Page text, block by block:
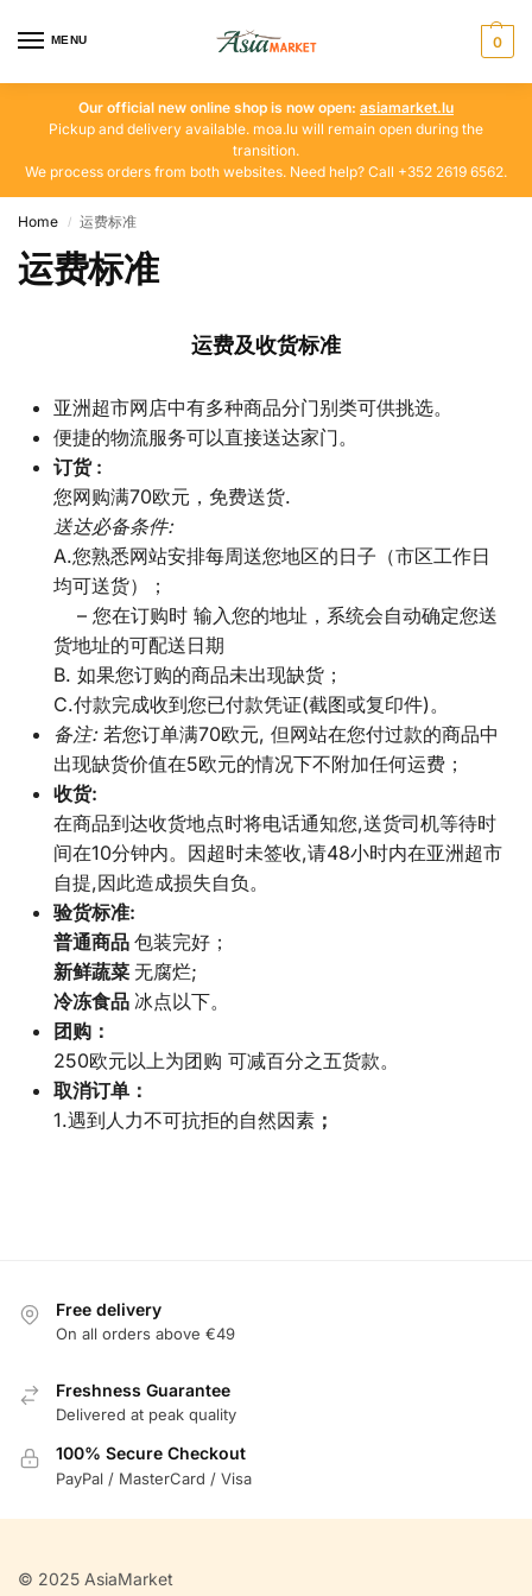
MENU 0
Our official new online shop is now open: asiamarket.lu
Pickup and delivery available. moa.lu will remain open during the
transition.
We process orders from both websites. Need help? Call +352 2619 6562.
Home / 运费标准
运费标准
运费及收货标准
亚洲超市网店中有多种商品分门别类可供挑选。
便捷的物流服务可以直接送达家门。
订货:
您网购满70欧元，免费送货.
送达必备条件:
A.您熟悉网站安排每周送您地区的日子（市区工作日
均可送货）；
– 您在订购时 输入您的地址，系统会自动确定您送
货地址的可配送日期
B. 如果您订购的商品未出现缺货；
C.付款完成收到您已付款凭证(截图或复印件)。
备注:若您订单满70欧元, 但网站在您付过款的商品中
出现缺货价值在5欧元的情况下不附加任何运费；
收货:
在商品到达收货地点时将电话通知您,送货司机等待时
间在10分钟内。因超时未签收,请48小时内在亚洲超市
自提,因此造成损失自负。
验货标准:
普通商品 包装完好；
新鲜蔬菜 无腐烂;
冷冻食品 冰点以下。
团购：
250欧元以上为团购 可减百分之五货款。
取消订单：
1.遇到人力不可抗拒的自然因素 ；
Free delivery
On all orders above €49
Freshness Guarantee
Delivered at peak quality
100% Secure Checkout
PayPal / MasterCard / Visa
© 2025 AsiaMarket